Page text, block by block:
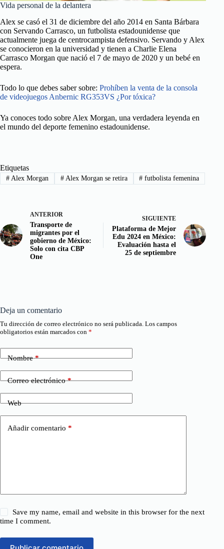
Vida personal de la delantera
Alex se casó el 31 de diciembre del año 2014 en Santa Bárbara
con Servando Carrasco, un futbolista estadounidense que
actualmente juega de centrocampista defensivo. Servando y Alex
se conocieron en la universidad y tienen a Charlie Elena
Carrasco Morgan que nació el 7 de mayo de 2020 y un bebé en
espera.
Todo lo que debes saber sobre: Prohíben la venta de la consola
de videojuegos Anbernic RG353VS ¿Por tóxica?
Ya conoces todo sobre Alex Morgan, una verdadera leyenda en
el mundo del deporte femenino estadounidense.
Etiquetas
#Alex Morgan #Alex Morgan se retira # futbolista femenina
ANTERIOR
Transporte de
migrantes por el
gobierno de México:
Solo con cita CBP
One
SIGUIENTE
Plataforma de Mejor
Edu 2024 en México:
Evaluación hasta el
25 de septiembre
Deja un comentario
Tu dirección de correo electrónico no será publicada. Los campos
obligatorios están marcados con *
Nombre*
Correo electrónico*
Web
Añadir comentario *
Save my name, email and website in this browser for the next
time I comment.